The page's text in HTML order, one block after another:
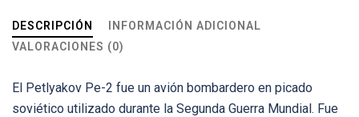
DESCRIPCIÓN
INFORMACIÓN ADICIONAL
VALORACIONES (0)
El Petlyakov Pe-2 fue un avión bombardero en picado
soviético utilizado durante la Segunda Guerra Mundial. Fue